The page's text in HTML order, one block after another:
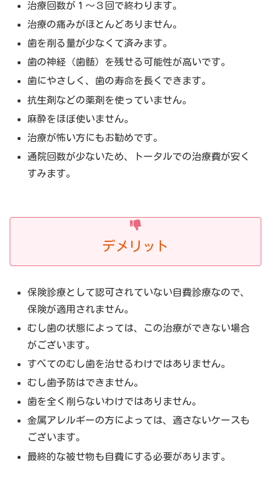
治療回数が１〜３回で終わります。
治療の痛みがほとんどありません。
歯を削る量が少なくて済みます。
歯の神経（歯髄）を残せる可能性が高いです。
歯にやさしく、歯の寿命を長くできます。
抗生剤などの薬剤を使っていません。
麻酔をほぼ使いません。
治療が怖い方にもお勧めです。
通院回数が少ないため、トータルでの治療費が安く
すみます。
デメリット
保険診療として認可されていない自費診療なので、
保険が適用されません。
むし歯の状態によっては、この治療ができない場合
がございます。
すべてのむし歯を治せるわけではありません。
むし歯予防はできません。
歯を全く削らないわけではありません。
金属アレルギーの方によっては、適さないケースも
ございます。
最終的な被せ物も自費にする必要があります。